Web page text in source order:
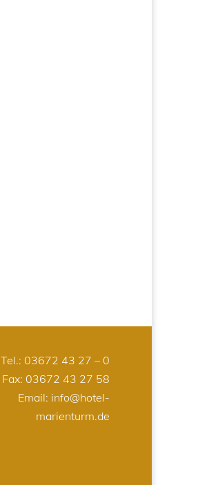
Tel.: 03672 43 27 – 0
Fax: 03672 43 27 58
Email: info@hotel-
marienturm.de